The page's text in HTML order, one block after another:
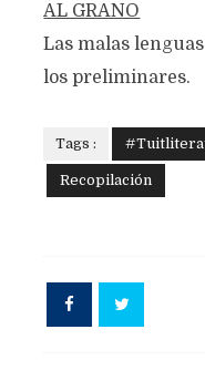
AL GRANO
Las malas
los preliminares.
Tags :
Recopilación